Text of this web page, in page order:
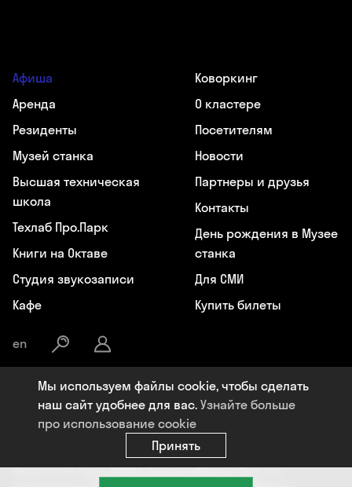
Афиша
Аренда
Резиденты
Музей станка
Высшая техническая
школа
Техлаб Про.Парк
Книги на Октаве
Студия звукозаписи
Кафе
Коворкинг
О кластере
Посетителям
Новости
Партнеры и друзья
Контакты
День рождения в Музее
станка
Для СМИ
Купить билеты
en
Общество с ограниченной ответственностью «Октава», ИНН:
7107119964, ОГРН: 1177154009284, Юридический адрес: 300041, РФ,
Тульская область, г. Тула, пер. Центральный, д. 18, +7 (4872) 77-02-07,
ЧУК «Музей станка», ИНН: 7107124241, ОГРН: 1177154030162,
Юридический адрес: 300041, Тульская область, г. Тула, пер.
Мы используем файлы cookie, чтобы сделать
наш сайт удобнее для вас. Узнайте больше
про использование cookie
Принять